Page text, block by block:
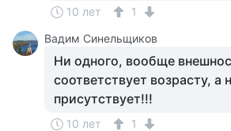
10 лет
1
Вадим Синельщиков
Ни одного, вообще
соответствует возрасту, а
присутствует!!!
10 лет 1